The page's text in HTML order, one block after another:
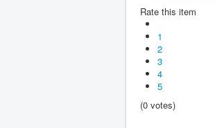
Rate this item
1
2
3
4
5
(0 votes)